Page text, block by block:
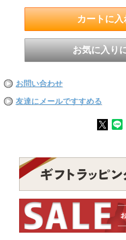
お問い合わせ
友達にメールですすめる